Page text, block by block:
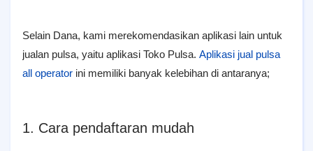
Selain Dana, kami merekomendasikan aplikasi lain untuk
jualan pulsa, yaitu aplikasi Toko Pulsa. Aplikasi jual pulsa
all operator ini memiliki banyak kelebihan di antaranya;
1. Cara pendaftaran mudah